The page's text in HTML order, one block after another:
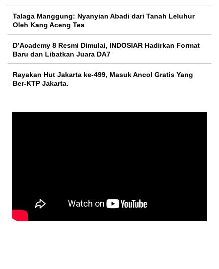
Talaga Manggung: Nyanyian Abadi dari Tanah Leluhur
Oleh Kang Aceng Tea
D’Academy 8 Resmi Dimulai, INDOSIAR Hadirkan Format
Baru dan Libatkan Juara DA7
Rayakan Hut Jakarta ke-499, Masuk Ancol Gratis Yang
Ber-KTP Jakarta.